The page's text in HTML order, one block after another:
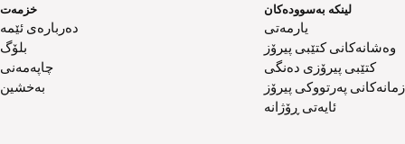
خزمەت
دەربارەی ئێمە
بلۆگ
چاپەمەنی
بەخشین
لینکە بەسوودەکان
یارمەتی
وەشانەکانی کتێبی پیرۆز
کتێبی پیرۆزی دەنگی
زمانەکانی پەرتووکی پیرۆز
ئایەتی ڕۆژانە